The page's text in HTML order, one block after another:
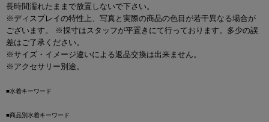
長時間濡れたままで放置しないで下さい。
※ディスプレイの特性上、写真と実際の商品の色目が若干異なる場合が
ございます。 ※採寸はスタッフが平置きにて行っております。多少の誤
差はご了承ください。
※サイズ・イメージ違いによる返品交換は出来ません。
※アクセサリー別途。
■水着キーワード
■商品別水着キーワード